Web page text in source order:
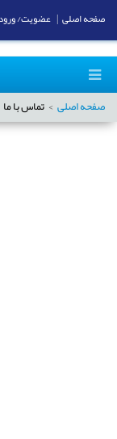
صفحه اصلی تماس با ما
صفحه اصلی عضویت/ ورود